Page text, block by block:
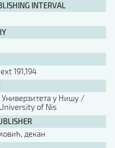
INTERVAL
191,194
у Нишу /
of Nis
декан